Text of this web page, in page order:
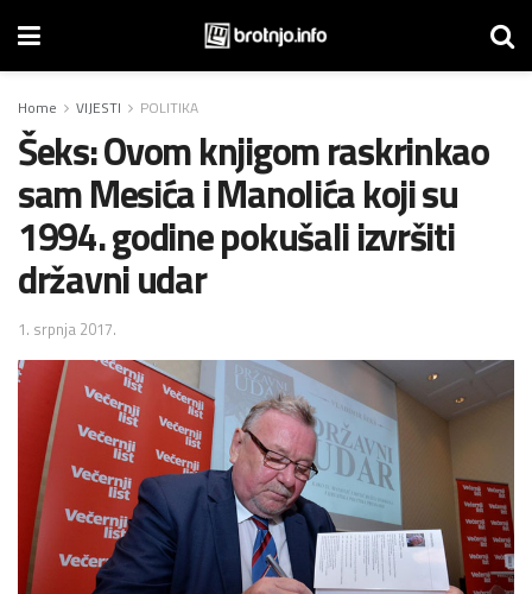
Home VIJESTI POLITIKA
Šeks: Ovom knjigom raskrinkao
sam Mesića i Manolića koji su
1994. godine pokušali izvršiti
državni udar
1. srpnja 2017.